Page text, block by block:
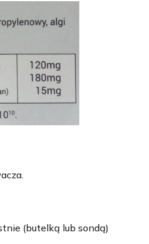
(butelką lub sondą)